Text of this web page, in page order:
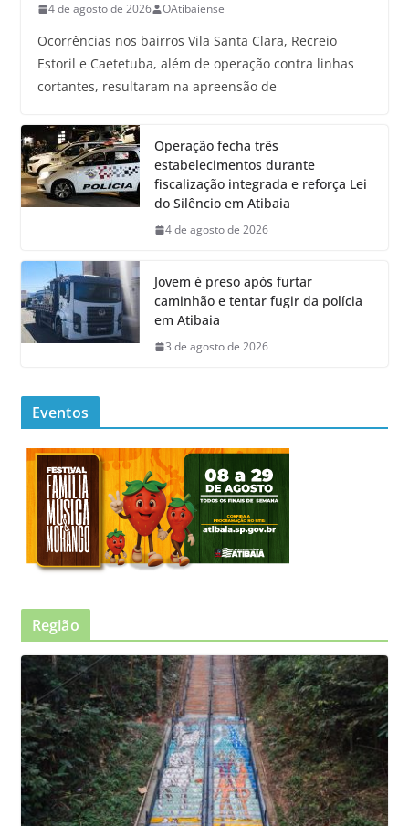
4 de agosto de 2026 OAtibaiense
Ocorrências nos bairros Vila Santa Clara, Recreio
Estoril e Caetetuba, além de operação contra linhas
cortantes, resultaram na apreensão de
Operação fecha três
estabelecimentos durante
fiscalização integrada e reforça Lei
do Silêncio em Atibaia
4 de agosto de 2026
Jovem é preso após furtar
caminhão e tentar fugir da polícia
em Atibaia
3 de agosto de 2026
Eventos
Região